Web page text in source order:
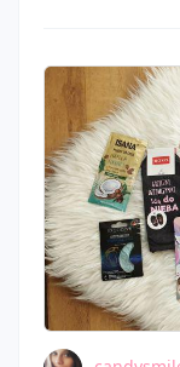
sopot sun krem
,a sobi twarz
i daje mocno
plat ,płyn do
,semilac fibr
zapachu
ulubiony , 2
górski strumień ,
peeling , płatki
Trochę się
starałam się zużyć
Np duże maski